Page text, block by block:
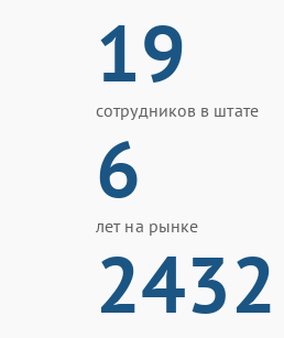
19
сотрудников в штате
6
лет на рынке
2432